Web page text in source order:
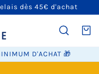
dès 45€ d'achat
Panier
D'ACHAT 🎁